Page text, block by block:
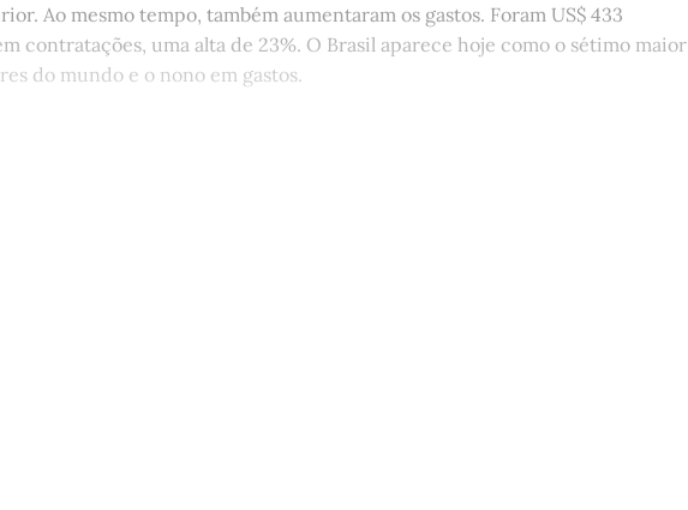
Ao mesmo tempo, também aumentaram os gastos. Foram US$ 433
contratações, uma alta de 23%. O Brasil aparece hoje como o sétimo maior
do mundo e o nono em gastos.